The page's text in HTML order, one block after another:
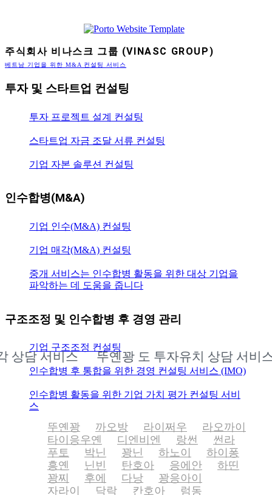
주식회사 비나스크 그룹 (VINASC GROUP)
베트남 기업을 위한 M&A 컨설팅 서비스
투자 및 스타트업 컨설팅
투자 프로젝트 설계 컨설팅
스타트업 자금 조달 서류 컨설팅
기업 자본 솔루션 컨설팅
인수합병(M&A)
기업 인수(M&A) 컨설팅
기업 매각(M&A) 컨설팅
중개 서비스는 인수합병 활동을 위한 대상 기업을
파악하는 데 도움을 줍니다
구조조정 및 인수합병 후 경영 관리
기업 구조조정 컨설팅
인수합병 후 통합을 위한 경영 컨설팅 서비스 (IMO)
인수합병 활동을 위한 기업 가치 평가 컨설팅 서비
스
서비스 뚜옌꽝 도 투자유치 상담 서비스
뚜옌꽝 까오방 라이쩌우
라오까이
타이응우옌
디엔비엔 랑썬
썬라
푸토
박닌 꽝닌 하노이
하이퐁
흥옌
닌빈 탄호아 응에안
하띤
꽝찌
후에 다낭
꽝응아이
자라이
닥락 칸호아 럼동